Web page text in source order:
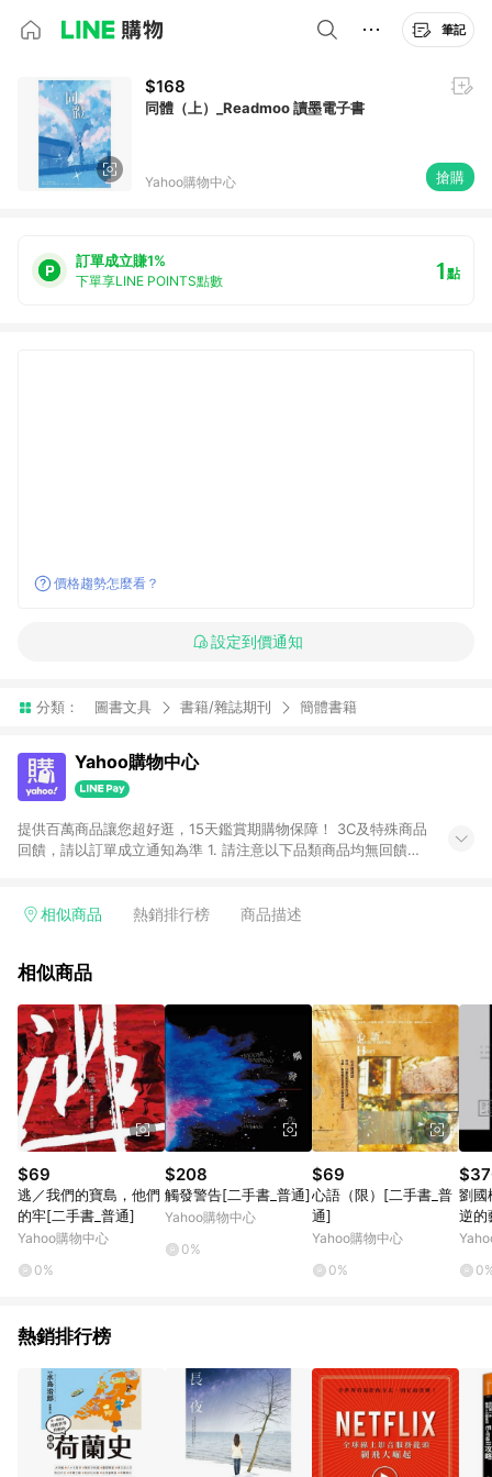
筆記
$168
同體（上）_Readmoo 讀墨電子書
Yahoo購物中心 搶購
訂單成立賺1%
下單享LINE POINTS點數 1點
價格趨勢怎麼看？
設定到價通知
分類： 圖書文具 書籍/雜誌期刊 簡體書籍
Yahoo購物中心
提供百萬商品讓您超好逛，15天鑑賞期購物保障！ 3C及特殊商品
回饋，請以訂單成立通知為準 1. 請注意以下品類商品均無回饋：
電玩/遊戲/相機/單眼/鏡頭/拍立得 [2024/6/1起適用] -內接硬
的購回饋活動享Yahoo超贈點回饋者 - 購物中心商店之商品：商
3. 訂單回饋金額將扣除運費/購物金/超贈點/福利金/紅利折抵/折
價券等虛擬貨幣折抵 4. 大宗採購或批發轉賣不具回饋資格： 如
有相關事證認定您為大宗採購、批發轉賣而非最終消費使用者，
相關認定以Yahoo購物中心之認定為準
相似商品 熱銷排行榜 商品描述
相似商品
$69
逃／我們的寶島，他們
的牢[二手書_普通]
Yahoo購物中心
0%
$208
觸發警告[二手書_普通]
Yahoo購物中心
0%
$69
心語（限）[二手書_普
通]
Yahoo購物中心
0%
劉國
逆的
[二
熱銷排行榜